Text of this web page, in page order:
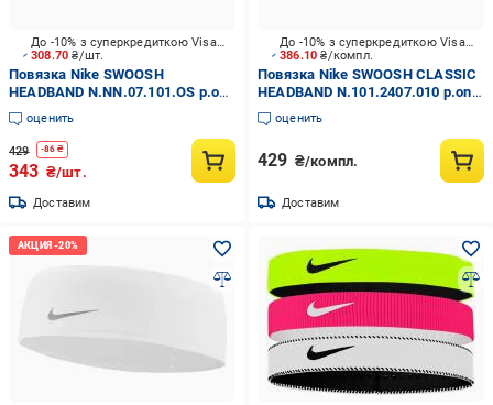
308.70₴/шт.
До -10% з суперкредиткою Visa Вигода
Повязка Nike SWOOSH
HEADBAND N.NN.07.101.OS р.one
size белый
оценить
429 -86 ₴
343 ₴/шт.
Доставим
386.10₴/компл.
До -10% з суперкредиткою Visa Вигода
Повязка Nike SWOOSH CLASSIC
HEADBAND N.101.2407.010 р.one
size черный
оценить
429 ₴/компл.
Доставим